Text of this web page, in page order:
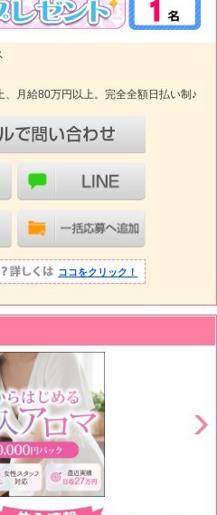
、月給80万円以上。完全全額日払い制♪
ココをクリック！